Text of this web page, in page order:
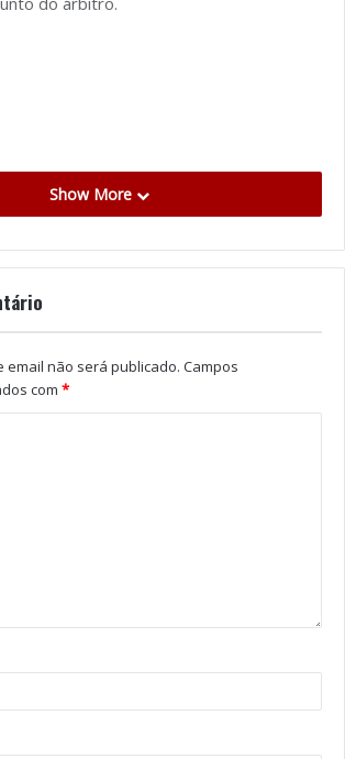
Estádio do Dragão FCPorto
Pepe
Show More
email não será publicado. Campos
com *